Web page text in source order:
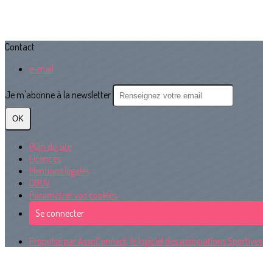
Contact
e-mail
Je m'abonne à la newsletter
OK
Plan du site
Licences
Mentions légales
CGUV
Paramétrer vos cookies
Se connecter
Propulsé par AssoConnect, le logiciel des associations Sportives